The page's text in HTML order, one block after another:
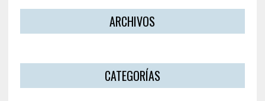
ARCHIVOS
CATEGORÍAS